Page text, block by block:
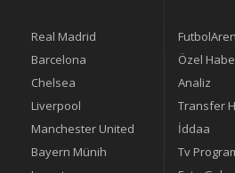
Real Madrid
Barcelona
Chelsea
Liverpool
Manchester United
Bayern Münih
Özel
Analiz
Transfer
İddaa
Tv